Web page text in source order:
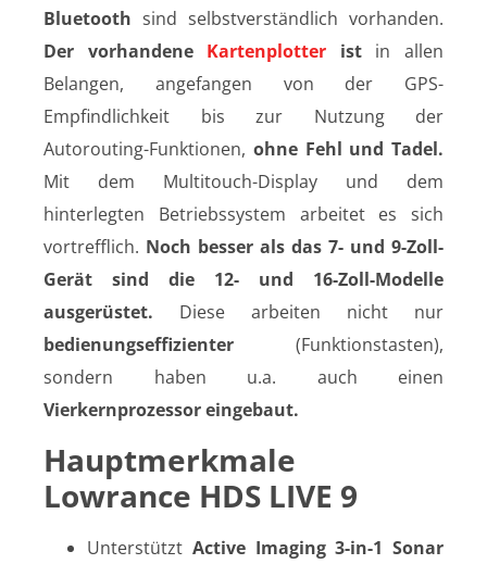
Bluetooth sind selbstverständlich vorhanden.
Der vorhandene Kartenplotter istin allen
Belangen, angefangen von der GPS-
Empfindlichkeit bis zur Nutzung der
Autorouting-Funktionen, ohne Fehl und Tadel.
Mit dem Multitouch-Display und dem
hinterlegten Betriebssystem arbeitet es sich
vortrefflich. Noch besser als das 7- und 9-Zoll-
Gerät sind die 12- und 16-Zoll-Modelle
ausgerüstet. Diese arbeiten nicht nur
bedienungseffizienter (Funktionstasten),
sondern haben u.a. auch einen
Vierkernprozessor eingebaut.
Hauptmerkmale
Lowrance HDS LIVE 9
Unterstützt Active Imaging 3-in-1 Sonar